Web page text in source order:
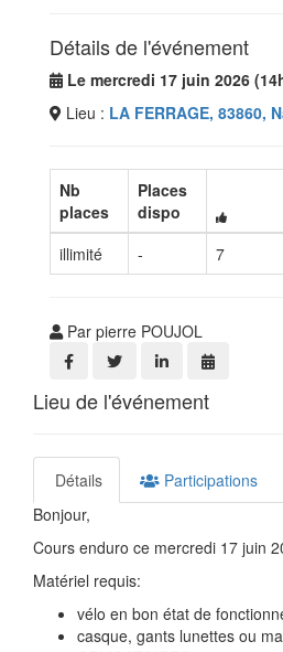
Détails de l'événement
Le mercredi 17 juin 2026
Lieu : LA FERRAGE, 83860,
Nb
places
Places
dispo
illimité
- 7
Par pierre POUJOL
Lieu de l'événement
Détails
Participations
Bonjour,
Cours enduro ce mercredi 17 juin
Matériel requis:
vélo en bon état de
casque, gants lunettes ou